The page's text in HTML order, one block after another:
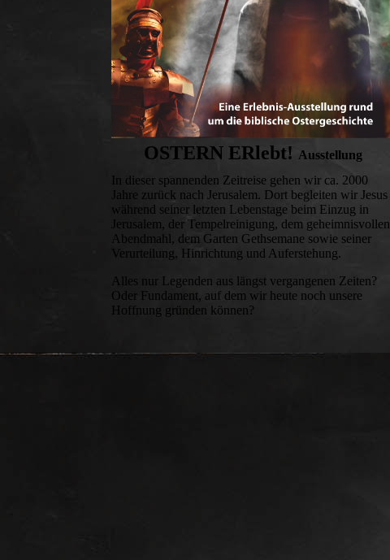
OSTERN ERlebt! Ausstellung
In dieser spannenden Zeitreise gehen wir ca. 2000
Jahre zurück nach Jerusalem. Dort begleiten wir Jesus
während seiner letzten Lebenstage beim Einzug in
Jerusalem, der Tempelreinigung, dem geheimnisvollen
Abendmahl, dem Garten Gethsemane sowie seiner
Verurteilung, Hinrichtung und Auferstehung.
Alles nur Legenden aus längst vergangenen Zeiten?
Oder Fundament, auf dem wir heute noch unsere
Hoffnung gründen können?